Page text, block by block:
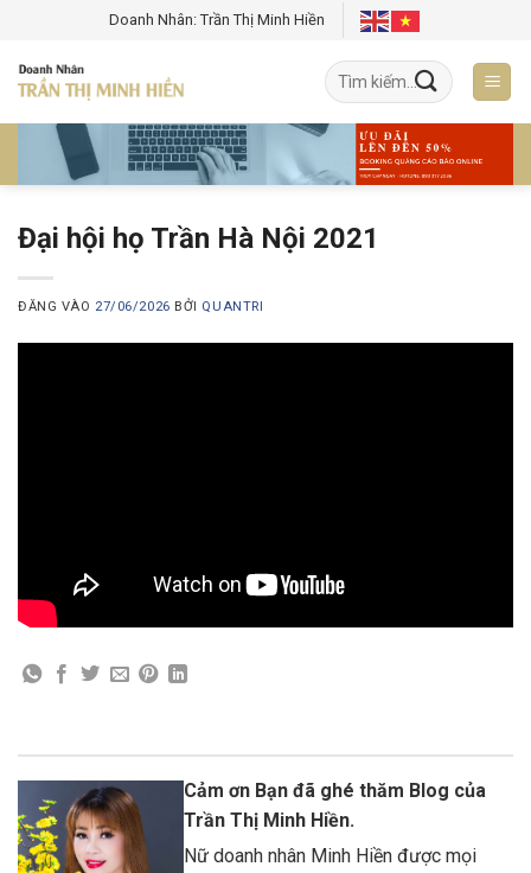
nội
dung
Doanh Nhân: Trần Thị Minh Hiền
Đại hội họ Trần Hà Nội 2021
ĐĂNG VÀO 27/06/2026 BỞI QUANTRI
Cảm ơn Bạn đã ghé thăm Blog của
Trần Thị Minh Hiền.
Nữ doanh nhân Minh Hiền được mọi